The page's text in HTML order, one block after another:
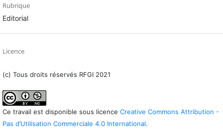
Rubrique
Editorial
Licence
(c) Tous droits réservés RFGI 2021
Ce travail est disponible sous licence Creative Commons Attribution -
Pas d’Utilisation Commerciale 4.0 International.